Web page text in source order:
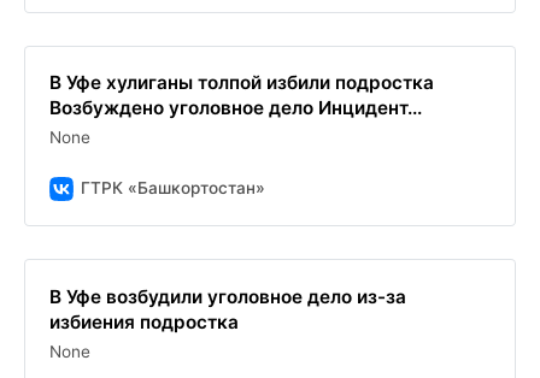
В Уфе хулиганы толпой избили подростка
Возбуждено уголовное дело Инцидент...
None
ГТРК «Башкортостан»
В Уфе возбудили уголовное дело из-за
избиения подростка
None